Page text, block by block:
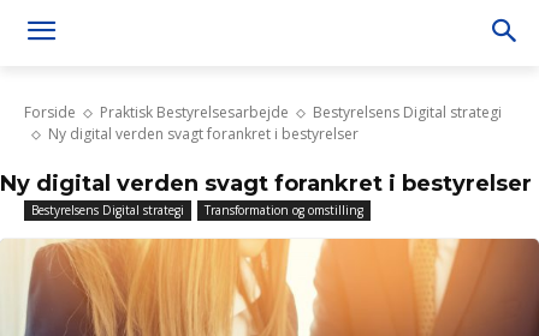
Forside Praktisk Bestyrelsesarbejde
Bestyrelsens Digital strategi
Ny digital verden svagt forankret i bestyrelser
Ny digital verden svagt forankret i bestyrelser
Bestyrelsens Digital strategi Transformation og omstilling